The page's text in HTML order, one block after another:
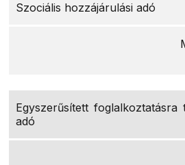
Szociális hozzájárulási adó
Egyszerűsített
adó